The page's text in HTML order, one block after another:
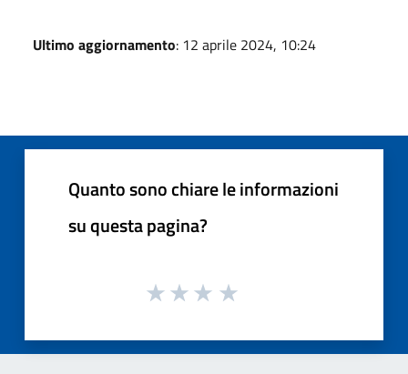
Ultimo aggiornamento: 12 aprile 2024, 10:24
Quanto sono chiare le informazioni
su questa pagina?